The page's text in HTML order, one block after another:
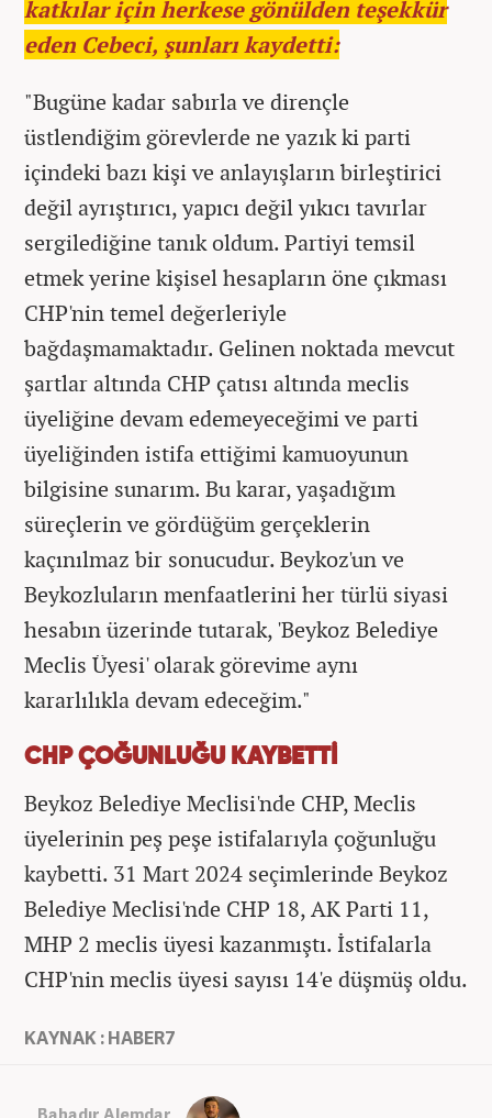
katkılar için herkese gönülden teşekkür
eden Cebeci, şunları kaydetti:
"Bugüne kadar sabırla ve dirençle
üstlendiğim görevlerde ne yazık ki parti
içindeki bazı kişi ve anlayışların birleştirici
değil ayrıştırıcı, yapıcı değil yıkıcı tavırlar
sergilediğine tanık oldum. Partiyi temsil
etmek yerine kişisel hesapların öne çıkması
CHP'nin temel değerleriyle
bağdaşmamaktadır. Gelinen noktada mevcut
şartlar altında CHP çatısı altında meclis
üyeliğine devam edemeyeceğimi ve parti
üyeliğinden istifa ettiğimi kamuoyunun
bilgisine sunarım. Bu karar, yaşadığım
süreçlerin ve gördüğüm gerçeklerin
kaçınılmaz bir sonucudur. Beykoz'un ve
Beykozluların menfaatlerini her türlü siyasi
hesabın üzerinde tutarak, 'Beykoz Belediye
Meclis Üyesi' olarak görevime aynı
kararlılıkla devam edeceğim."
CHP ÇOĞUNLUĞU KAYBETTİ
Beykoz Belediye Meclisi'nde CHP, Meclis
üyelerinin peş peşe istifalarıyla çoğunluğu
kaybetti. 31 Mart 2024 seçimlerinde Beykoz
Belediye Meclisi'nde CHP 18, AK Parti 11,
MHP 2 meclis üyesi kazanmıştı. İstifalarla
CHP'nin meclis üyesi sayısı 14'e düşmüş oldu.
KAYNAK : HABER7
Bahadır Alemdar